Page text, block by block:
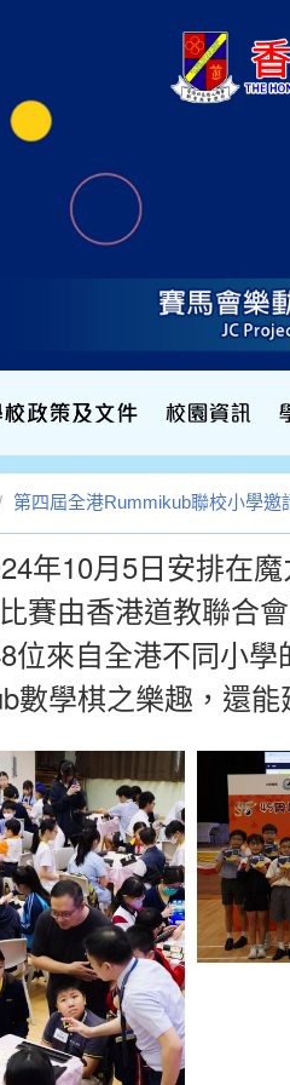
第四屆全港Rummikub聯校小學邀
年10月5日安排在
賽由香港道教聯合
位來自全港不同小
數學棋之樂趣，還